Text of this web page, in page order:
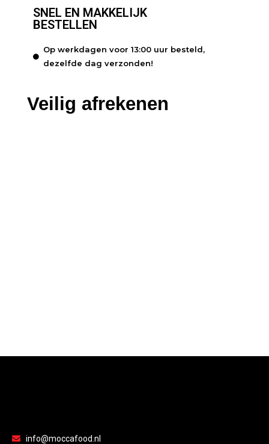
SNEL EN MAKKELIJK
BESTELLEN
Op werkdagen voor 13:00 uur besteld,
dezelfde dag verzonden!
Veilig afrekenen
info@moccafood.nl